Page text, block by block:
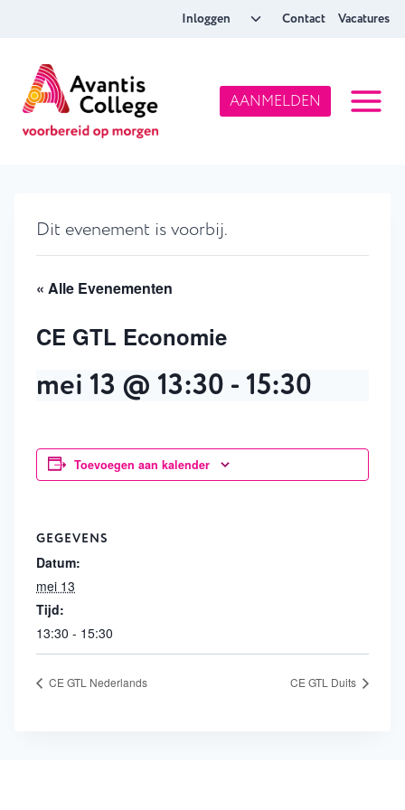
inhoud
Inloggen
ToggleContact Vacatures
AANMELDEN
Dit evenement is voorbij.
« Alle Evenementen
CE GTL Economie
mei 13 @ 13:30 - 15:30
Toevoegen aan kalender
GEGEVENS
Datum:
mei 13
Tijd:
13:30 - 15:30
CE GTL Nederlands CE GTL Duits